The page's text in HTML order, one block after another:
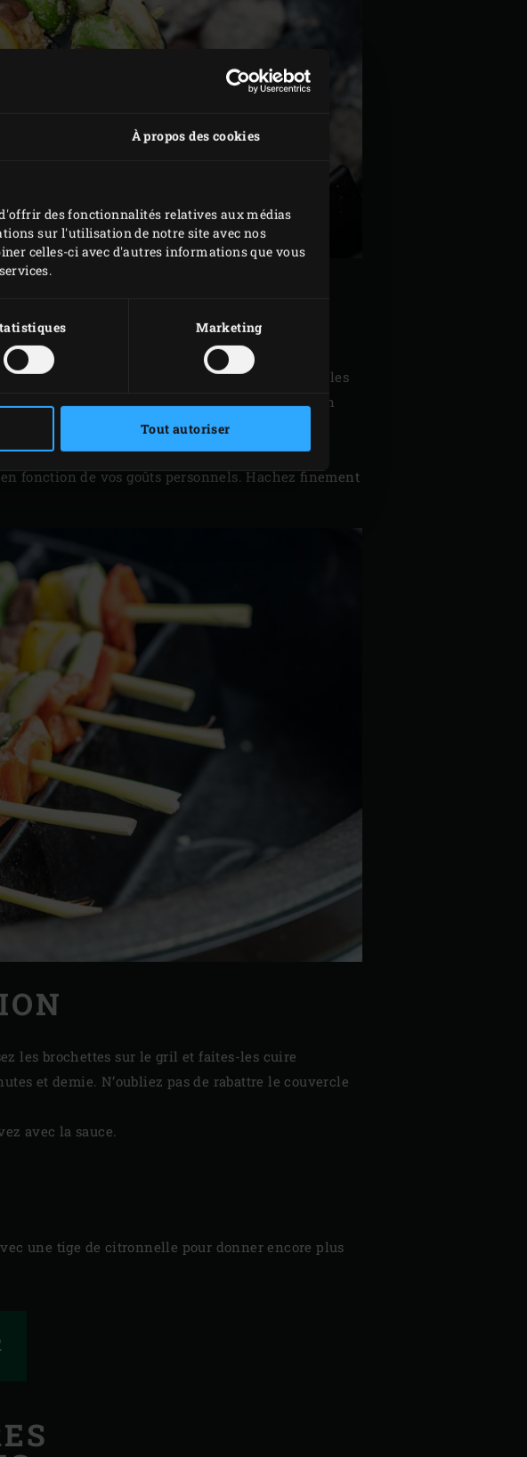
À propos des cookies
des fonctionnalités relatives aux médias
sur l'utilisation de notre site avec nos
celles-ci avec d'autres informations que vous
Marketing
Tout autoriser
à 180-200 °C.
la. Épluchez l’oignon. Équeutez et épépinez les
3 cm environ. Coupez les piments de Padrón en
fonction de vos goûts personnels. Hachez finement
les brochettes sur le gril et faites-les cuire
et demie. N’oubliez pas de rabattre le couvercle
avec la sauce.
une tige de citronnelle pour donner encore plus